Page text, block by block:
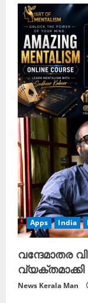
Apps India
വന്ദേമാതര
News Kerala Man